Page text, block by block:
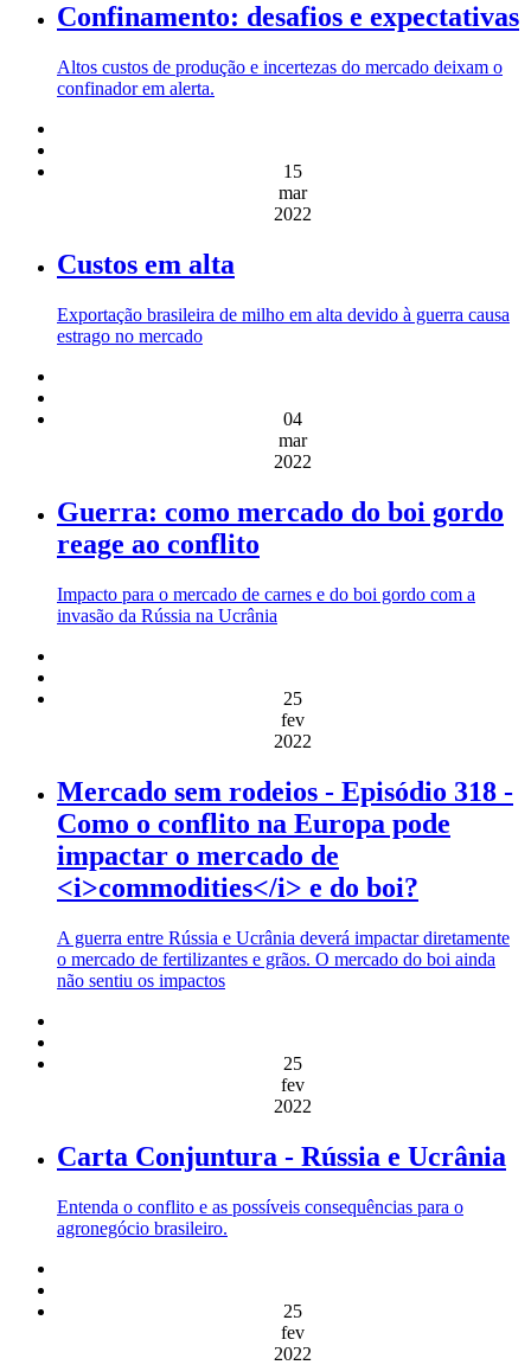
Confinamento: desafios e expectativas
Altos custos de produção e incertezas do mercado deixam o
confinador em alerta.
15
mar
2022
Custos em alta
Exportação brasileira de milho em alta devido à guerra causa
estrago no mercado
04
mar
2022
Guerra: como mercado do boi gordo
reage ao conflito
Impacto para o mercado de carnes e do boi gordo com a
invasão da Rússia na Ucrânia
25
fev
2022
Mercado sem rodeios - Episódio 318 -
Como o conflito na Europa pode
impactar o mercado de
<i>commodities</i> e do boi?
A guerra entre Rússia e Ucrânia deverá impactar diretamente
o mercado de fertilizantes e grãos. O mercado do boi ainda
não sentiu os impactos
25
fev
2022
Carta Conjuntura - Rússia e Ucrânia
Entenda o conflito e as possíveis consequências para o
agronegócio brasileiro.
25
fev
2022